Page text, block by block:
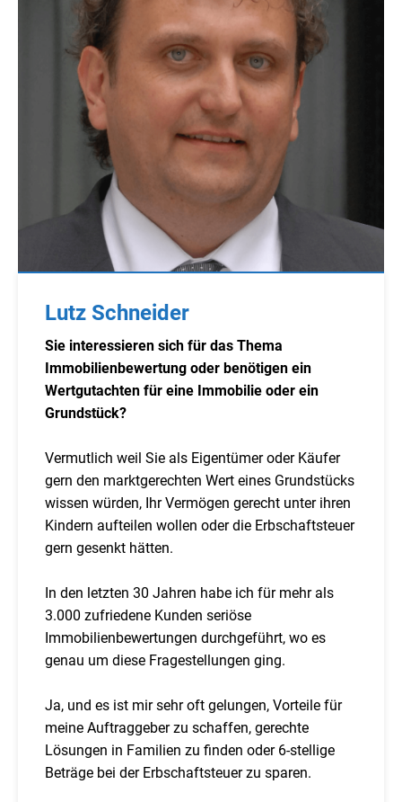
Lutz Schneider
Sie interessieren sich für das Thema
Immobilienbewertung oder benötigen ein
Wertgutachten für eine Immobilie oder ein
Grundstück?
Vermutlich weil Sie als Eigentümer oder Käufer
gern den marktgerechten Wert eines Grundstücks
wissen würden, Ihr Vermögen gerecht unter ihren
Kindern aufteilen wollen oder die Erbschaftsteuer
gern gesenkt hätten.
In den letzten 30 Jahren habe ich für mehr als
3.000 zufriedene Kunden seriöse
Immobilienbewertungen durchgeführt, wo es
genau um diese Fragestellungen ging.
Ja, und es ist mir sehr oft gelungen, Vorteile für
meine Auftraggeber zu schaffen, gerechte
Lösungen in Familien zu finden oder 6-stellige
Beträge bei der Erbschaftsteuer zu sparen.